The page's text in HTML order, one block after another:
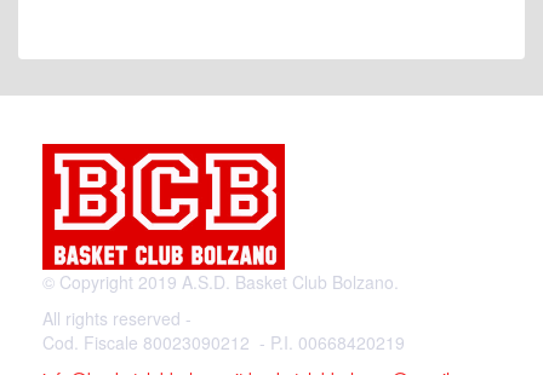
© Copyright 2019 A.S.D. Basket Club Bolzano.
All rights reserved -
Cod. Fiscale 80023090212 - P.I. 00668420219